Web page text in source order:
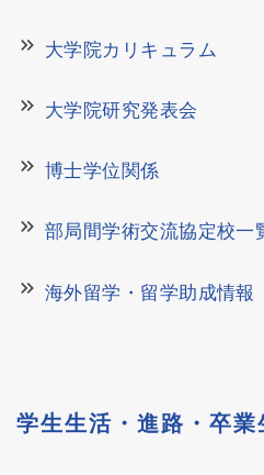
keyboard_double_arrow_right 大学院カリキュラム
keyboard_double_arrow_right 大学院研究発表会
keyboard_double_arrow_right 博士学位関係
keyboard_double_arrow_right 部局間学術交流協定校一
keyboard_double_arrow_right 海外留学・留学助成情報
学生生活・進路・卒業